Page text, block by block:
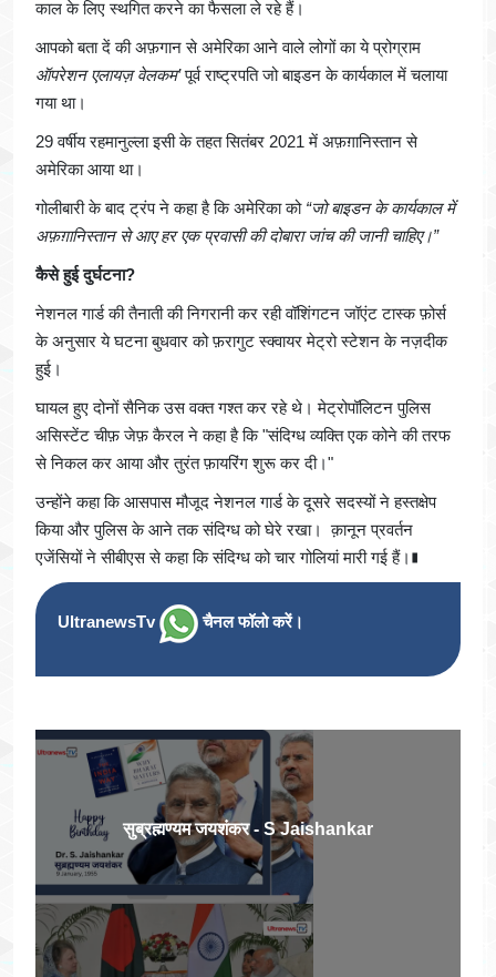
काल के लिए स्थगित करने का फैसला ले रहे हैं।
आपको बता दें की अफ़गान से अमेरिका आने वाले लोगों का ये प्रोग्राम
ऑपरेशन एलायज़ वेलकम’पूर्व राष्ट्रपति जो बाइडन के कार्यकाल में चलाया
गया था।
29 वर्षीय रहमानुल्ला इसी के तहत सितंबर 2021 में अफ़ग़ानिस्तान से
अमेरिका आया था।
गोलीबारी के बाद ट्रंप ने कहा है कि अमेरिका को “जो बाइडन के कार्यकाल में
अफ़ग़ानिस्तान से आए हर एक प्रवासी की दोबारा जांच की जानी चाहिए।”
कैसे हुई दुर्घटना?
नेशनल गार्ड की तैनाती की निगरानी कर रही वॉशिंगटन जॉएंट टास्क फ़ोर्स
के अनुसार ये घटना बुधवार को फ़रागुट स्क्वायर मेट्रो स्टेशन के नज़दीक
हुई।
घायल हुए दोनों सैनिक उस वक्त गश्त कर रहे थे। मेट्रोपॉलिटन पुलिस
असिस्टेंट चीफ़ जेफ़ कैरल ने कहा है कि "संदिग्ध व्यक्ति एक कोने की तरफ
से निकल कर आया और तुरंत फ़ायरिंग शुरू कर दी।"
उन्होंने कहा कि आसपास मौजूद नेशनल गार्ड के दूसरे सदस्यों ने हस्तक्षेप
किया और पुलिस के आने तक संदिग्ध को घेरे रखा। क़ानून प्रवर्तन
एजेंसियों ने सीबीएस से कहा कि संदिग्ध को चार गोलियां मारी गई हैं।∎
UltranewsTv चैनल फॉलो करें।
सुब्रह्मण्यम जयशंकर - S Jaishankar